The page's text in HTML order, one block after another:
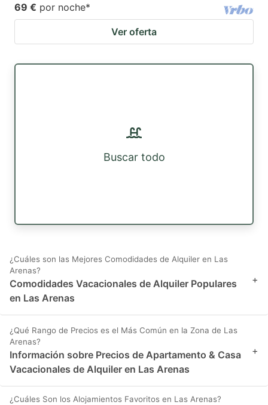
69 € por noche*
Ver oferta
Buscar todo
¿Cuáles son las Mejores Comodidades de Alquiler en Las
Arenas?
Comodidades Vacacionales de Alquiler Populares
en Las Arenas
+
¿Qué Rango de Precios es el Más Común en la Zona de Las
Arenas?
Información sobre Precios de Apartamento & Casa
Vacacionales de Alquiler en Las Arenas
+
¿Cuáles Son los Alojamientos Favoritos en Las Arenas?